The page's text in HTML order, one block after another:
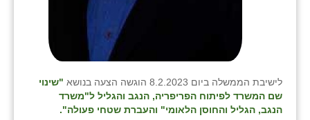
לישיבת הממשלה ביום 8.2.2023 הוגשה הצעה בנושא
"שינוי
שם המשרד לפיתוח הפריפריה, הנגב והגליל ל"משרד
הנגב, הגליל והחוסן הלאומי" והעברת שטחי פעולה".